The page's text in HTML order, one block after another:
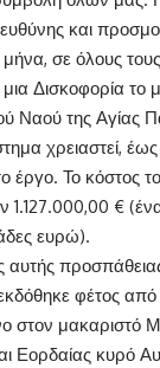
και
μήνα, σε όλους
Δισκοφορία το
Ναού της Αγίας
χρειαστεί,
έργο. Το κόστος
1.127.000,00 €
ευρώ).
αυτής
φέτος από
στον μακαριστό
κυρό